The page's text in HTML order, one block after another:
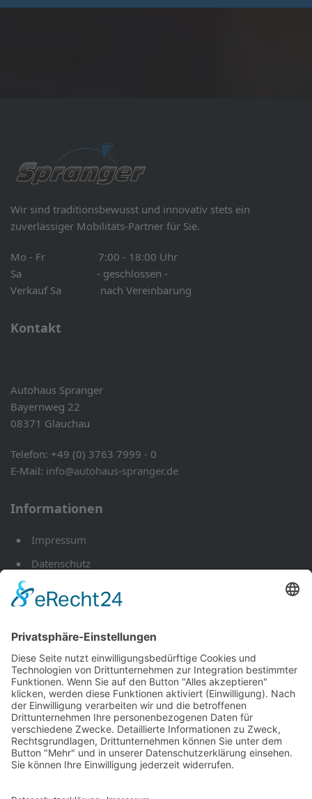
Wir sind traditionsbewusst und innovativ stets ein
zuverlässiger Mobilitäts-Partner für Sie.
Mo - Fr 7:00 - 18:00 Uhr
Sa - geschlossen -
Verkauf Sa nach Vereinbarung
Kontakt
Autohaus Spranger
Bayernweg 22
08371 Glauchau
Telefon: +49 (0) 3763 7999 - 0
E-Mail: info@autohaus-spranger.de
Informationen
Impressum
Datenschutz
Öffnungszeiten
Kontakt
Werkstatt-Termin
Ihr Mobilitäts Partner
Fahrzeuge
EU Fahrzeuge
Andere Marken